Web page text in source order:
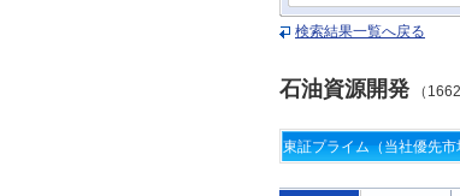
検索結果一覧へ戻る
石油資源開発 （1662
東証プライム（当社優先市